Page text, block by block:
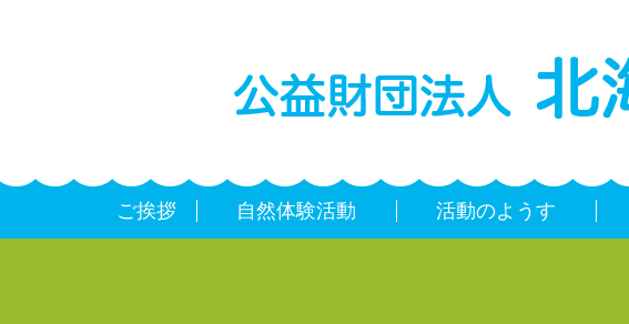
ご挨拶 自然体験活動 活動のようす